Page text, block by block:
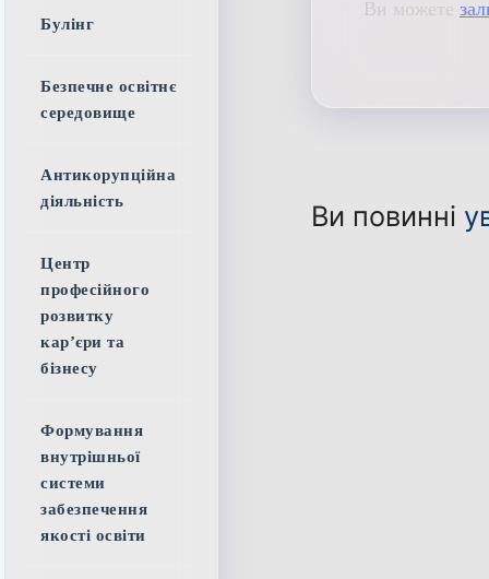
Ви можете
Ви повинні
Булінг
Безпечне освітнє
середовище
Антикорупційна
діяльність
Центр
професійного
розвитку
кар’єри та
бізнесу
Формування
внутрішньої
системи
забезпечення
якості освіти